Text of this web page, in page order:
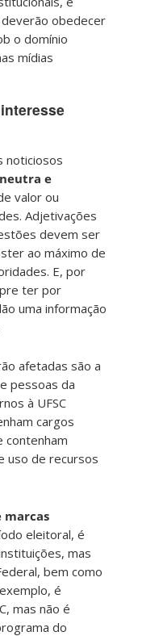
obedecer
o domínio
mídias
noticiosos
e
valor ou
Adjetivações
devem ser
ao máximo de
E, por
ter por
uma informação
afetadas são a
pessoas da
à UFSC
cargos
contenham
uso de recursos
marcas
eleitoral, é
mas
bem como
é
mas não é
do